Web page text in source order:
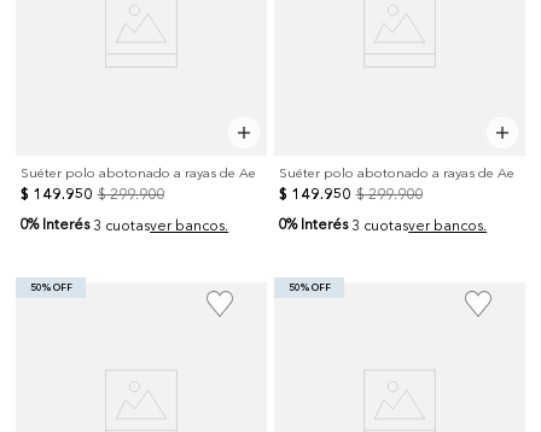
Suéter polo abotonado a rayas de Ae
$ 149.950 $ 299.900
0% Interés 3 cuotasver bancos.
Suéter polo abotonado a rayas de Ae
$ 149.950 $ 299.900
0% Interés 3 cuotasver bancos.
50% OFF 50% OFF